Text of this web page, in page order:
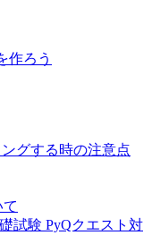
作ろう
グする時の注意点
試験 PyQクエスト対